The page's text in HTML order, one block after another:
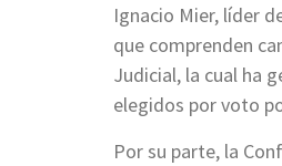
Ignacio Mier, líder
que comprenden
Judicial, la cual ha
elegidos por voto
Por su parte, la